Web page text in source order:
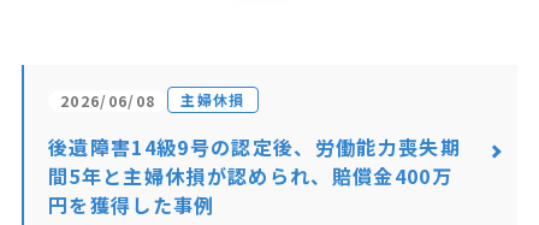
2026/06/08 主婦休損
後遺障害14級9号の認定後、労働能力喪失期
間5年と主婦休損が認められ、賠償金400万
円を獲得した事例